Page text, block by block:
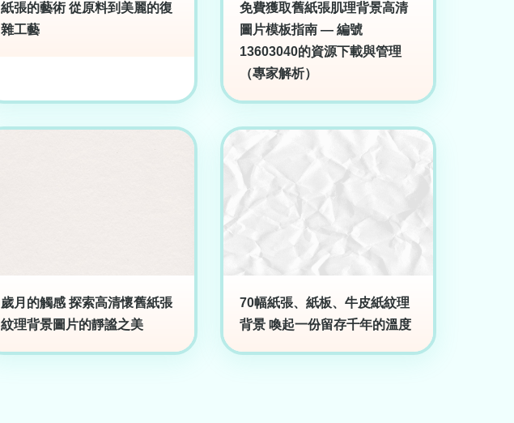
紙張的藝術 從原料到美麗的復
雜工藝
免費獲取舊紙張肌理背景高清
圖片模板指南 — 編號
13603040的資源下載與管理
（專家解析）
歲月的觸感 探索高清懷舊紙張
紋理背景圖片的靜謐之美
70幅紙張、紙板、牛皮紙紋理
背景 喚起一份留存千年的溫度